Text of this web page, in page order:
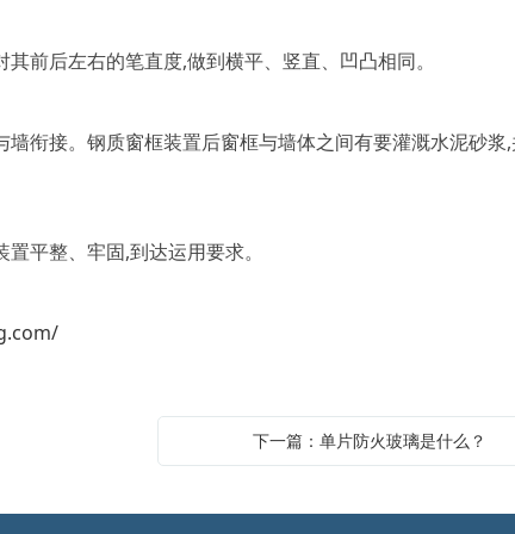
后左右的笔直度,做到横平、竖直、凹凸相同。
衔接。钢质窗框装置后窗框与墙体之间有要灌溉水泥砂浆
平整、牢固,到达运用要求。
下一篇：单片防火玻璃是什么？